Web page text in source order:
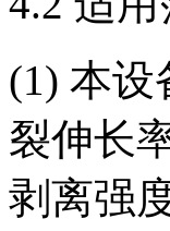
(1) 本设
裂伸长
剥离强